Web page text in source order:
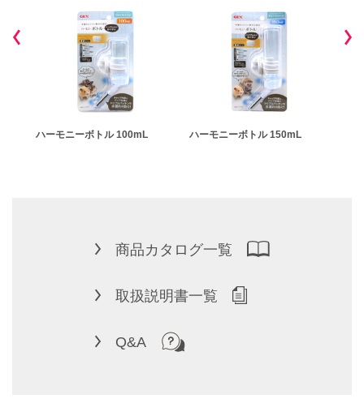
ハーモニーボトル 100mL ハーモニーボトル 150mL
商品カタログ一覧
取扱説明書一覧
Q&A